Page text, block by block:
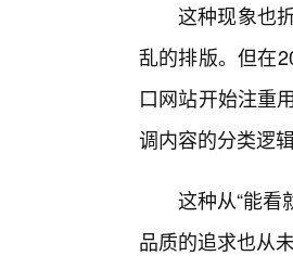
这种现象也
乱的排版。但在
口网站开始注重
调内容的分类逻辑
这种从“能看
品质的追求也从未